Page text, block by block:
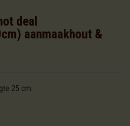
deal
aanmaakhout &
25 cm.